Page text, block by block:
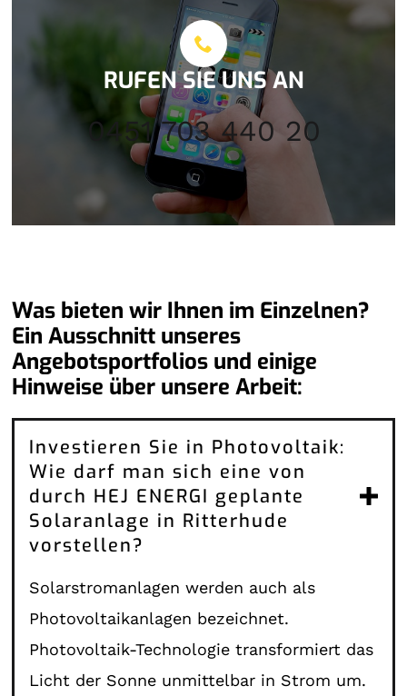
RUFEN SIE UNS AN
0451 703 440 20
Was bieten wir Ihnen im Einzelnen?
Ein Ausschnitt unseres
Angebotsportfolios und einige
Hinweise über unsere Arbeit:
Investieren Sie in Photovoltaik:
Wie darf man sich eine von
durch HEJ ENERGI geplante
Solaranlage in Ritterhude
vorstellen?
Solarstromanlagen werden auch als
Photovoltaikanlagen bezeichnet.
Photovoltaik-Technologie transformiert das
Licht der Sonne unmittelbar in Strom um.